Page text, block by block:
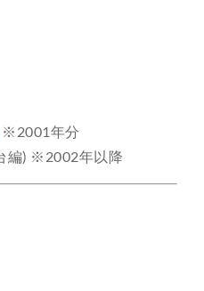
※2001年分
編) ※2002年以降